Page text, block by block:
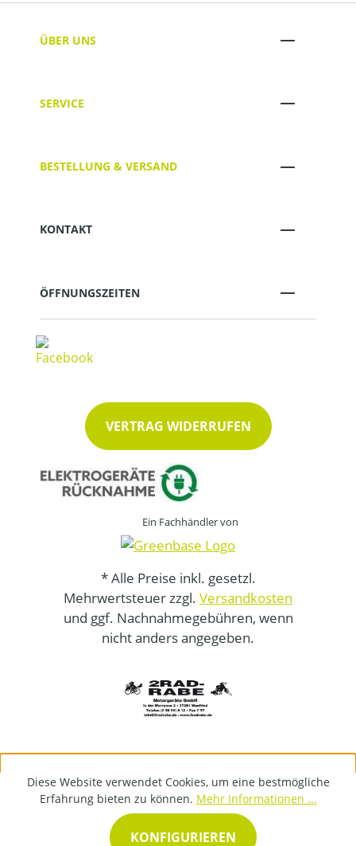
ÜBER UNS
SERVICE
BESTELLUNG & VERSAND
KONTAKT
ÖFFNUNGSZEITEN
VERTRAG WIDERRUFEN
Ein Fachhändler von
* Alle Preise inkl. gesetzl.
Mehrwertsteuer zzgl. Versandkosten
und ggf. Nachnahmegebühren, wenn
nicht anders angegeben.
Diese Website verwendet Cookies, um eine bestmögliche
Erfahrung bieten zu können. Mehr Informationen ...
KONFIGURIEREN